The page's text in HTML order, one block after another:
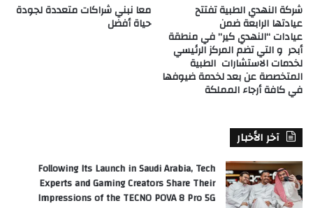
شركة النهدي الطبية تفتتح
عيادتها الرابعة ضمن
عيادات “النهدي كير” في منطقة
أبحر و التي تضم المركز الرئيسي
لخدمات الاستشارات الطبية
المتخصصة عن بعد لخدمة ضيوفها
في كافة أرجاء المملكة
معا نبني شراكات متعددة لجودة
حياة أفضل
آخر الأخبار
Following Its Launch in Saudi Arabia, Tech
Experts and Gaming Creators Share Their
Impressions of the TECNO POVA 8 Pro 5G